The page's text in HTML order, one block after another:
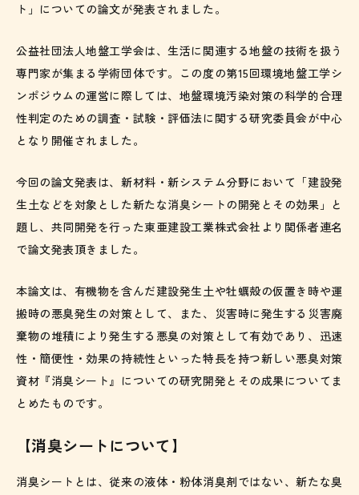
ト」についての論文が発表されました。
公益社団法人地盤工学会は、生活に関連する地盤の技術を扱う
専門家が集まる学術団体です。この度の第15回環境地盤工学シ
ンポジウムの運営に際しては、地盤環境汚染対策の科学的合理
性判定のための調査・試験・評価法に関する研究委員会が中心
となり開催されました。
今回の論文発表は、新材料・新システム分野において「建設発
生土などを対象とした新たな消臭シートの開発とその効果」と
題し、共同開発を行った東亜建設工業株式会社より関係者連名
で論文発表頂きました。
本論文は、有機物を含んだ建設発生土や牡蠣殻の仮置き時や運
搬時の悪臭発生の対策として、また、災害時に発生する災害廃
棄物の堆積により発生する悪臭の対策として有効であり、迅速
性・簡便性・効果の持続性といった特長を持つ新しい悪臭対策
資材『消臭シート』についての研究開発とその成果についてま
とめたものです。
【消臭シートについて】
消臭シートとは、従来の液体・粉体消臭剤ではない、新たな臭